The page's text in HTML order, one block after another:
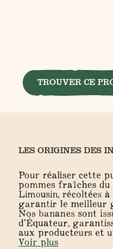
TROUVER CE
LES ORIGINES DES
Pour réaliser cette
pommes fraîches
Limousin, récoltées
garantir le meilleur
Nos bananes sont
d’Équateur,
aux producteurs et
Voir plus